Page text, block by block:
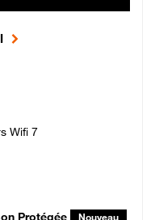
Wifi 7
Protégée Nouveau